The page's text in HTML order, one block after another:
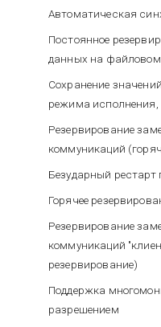
Автоматическая
Постоянное
данных на файловом
Сохранение
режима исполнения,
Резервирование
коммуникаций
Безударный рестарт
Горячее
Резервирование
коммуникаций
резервирование)
Поддержка
разрешением